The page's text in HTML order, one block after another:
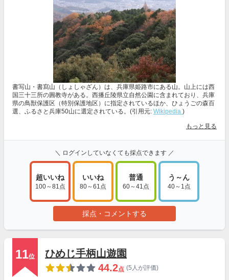
書写山・書寫山（しょしゃざん）は、兵庫県姫路市にある山。山上には西
国三十三所の圓教寺がある。西播丘陵県立自然公園に含まれており、兵庫
県の鳥獣保護区（特別保護地区）に指定されているほか、ひょうごの森百
選、ふるさと兵庫50山に選定されている。(引用元: Wikipedia )
もっと見る
＼ ログインしていなくても採点できます ／
超いいね
100～81点
いいね
80～61点
普通
60～41点
う～ん
40～1点
採点・コメントする
11位
ひめじ手柄山遊園
44.2点 (5人が評価)